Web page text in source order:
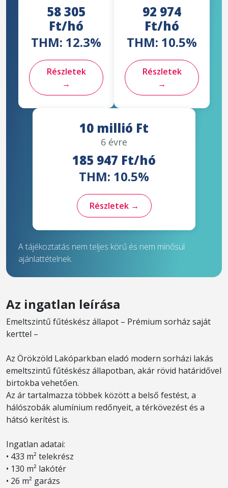
58 305
Ft/hó
THM: 12.3%
Részletek
→
92 974
Ft/hó
THM: 10.5%
Részletek
→
10 millió Ft
6 évre
185 947 Ft/hó
THM: 10.5%
Részletek →
A tájékoztatás nem teljes körű és nem minősül
ajánlattételnek.
Az ingatlan leírása
Emeltszintű fűtéskész állapot – Prémium sorház saját
kerttel –
Az Örökzöld Lakóparkban eladó modern sorházi lakás
emeltszintű fűtéskész állapotban, akár rövid határidővel
birtokba vehetően.
Az ár tartalmazza többek között a belső festést, a
hálószobák alumínium redőnyeit, a térkövezést és a
hátsó kerítést is.
Ingatlan adatai:
• 433 m² telekrész
• 130 m² lakótér
• 26 m² garázs